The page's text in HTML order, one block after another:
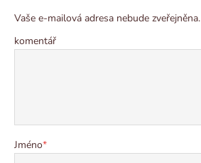
Vaše e-mailová adresa nebude zveřejněna.
komentář
Jméno*